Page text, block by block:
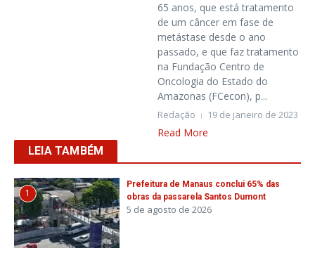
65 anos, que está tratamento
de um câncer em fase de
metástase desde o ano
passado, e que faz tratamento
na Fundação Centro de
Oncologia do Estado do
Amazonas (FCecon), p...
Redação 19 de janeiro de 2023
Read More
LEIA TAMBÉM
1
Prefeitura de Manaus conclui 65% das
obras da passarela Santos Dumont
5 de agosto de 2026